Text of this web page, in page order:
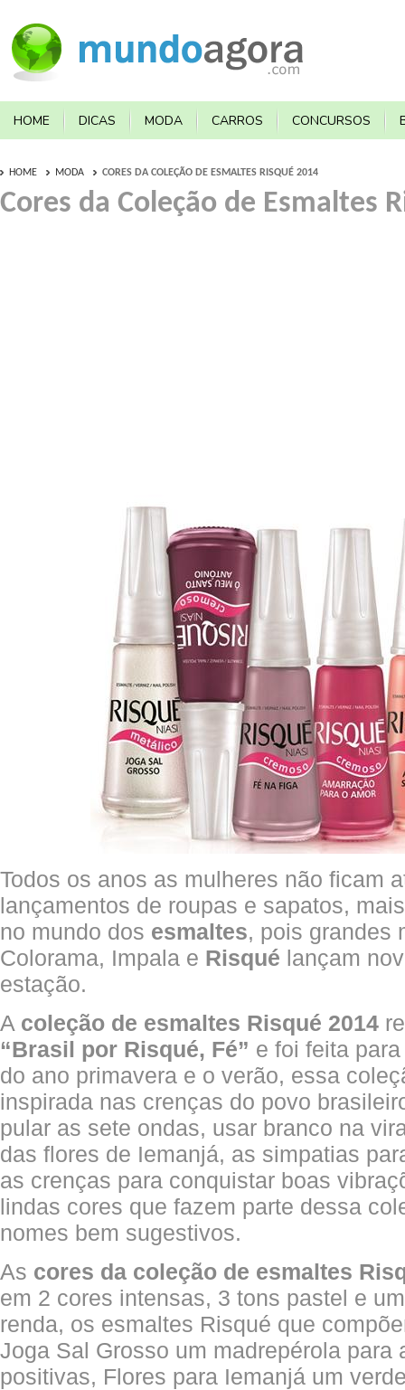
HOME DICAS MODA CARROS CONCURSOS
HOME MODA CORES DA COLEÇÃO DE ESMALTES RISQUÉ 2014
Cores da Coleção de Esmaltes
Todos os anos as mulheres não ficam
lançamentos de roupas e sapatos,
no mundo dos esmaltes, pois grandes
Colorama, Impala e Risqué lançam
estação.
A coleção de esmaltes Risqué 2014
“Brasil por Risqué, Fé” e foi feita
do ano primavera e o verão, essa
inspirada nas crenças do povo
pular as sete ondas, usar branco na
das flores de Iemanjá, as simpatias
as crenças para conquistar boas
lindas cores que fazem parte dessa
nomes bem sugestivos.
As cores da coleção de esmaltes
em 2 cores intensas, 3 tons pastel e
renda, os esmaltes Risqué que
Joga Sal Grosso um madrepérola para
positivas, Flores para Iemanjá um